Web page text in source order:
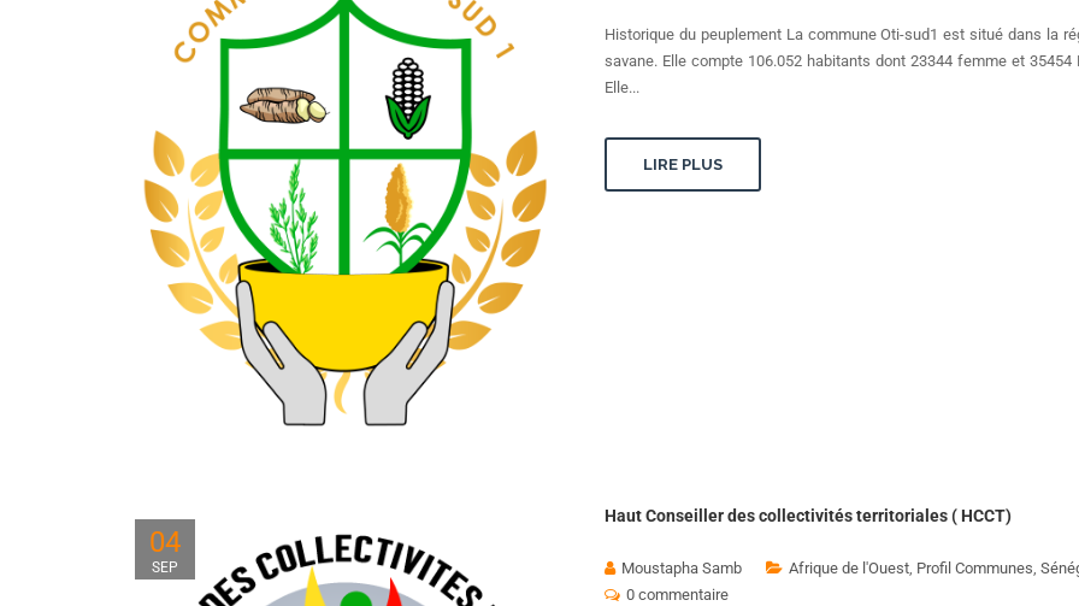
Historique du peuplement La commune Oti-sud1 est situé dans la
savane. Elle compte 106.052 habitants dont 23344 femme et 35454
Elle...
LIRE PLUS
04
SEP
Haut Conseiller des collectivités territoriales ( HCCT)
Moustapha Samb Afrique de l'Ouest, Profil Communes,
0 commentaire